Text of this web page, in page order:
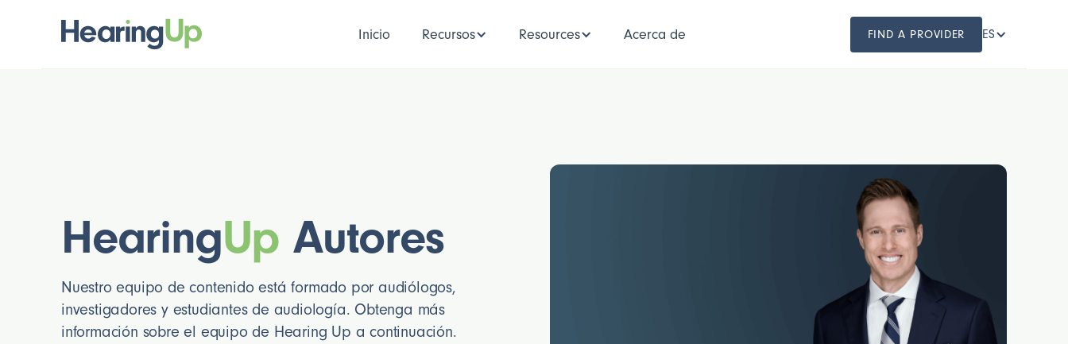
Inicio Recursos Resources Acerca de FIND A PROVIDER ES
HearingUpAutores
Nuestro equipo de contenido está formado por audiólogos,
investigadores y estudiantes de audiología. Obtenga más
información sobre el equipo de Hearing Up a continuación.